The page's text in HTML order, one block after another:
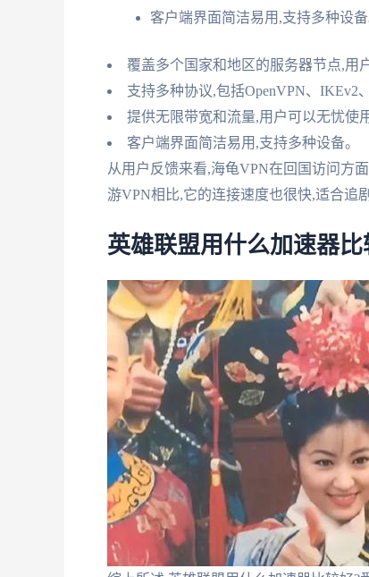
客户端界面简洁易用,支持多种设备
覆盖多个国家和地区的服务器节点,用
支持多种协议,包括OpenVPN、IKEv2
提供无限带宽和流量,用户可以无忧使用
客户端界面简洁易用,支持多种设备。
从用户反馈来看,海龟VPN在回国访问方
游VPN相比,它的连接速度也很快,适合追
英雄联盟用什么加速器